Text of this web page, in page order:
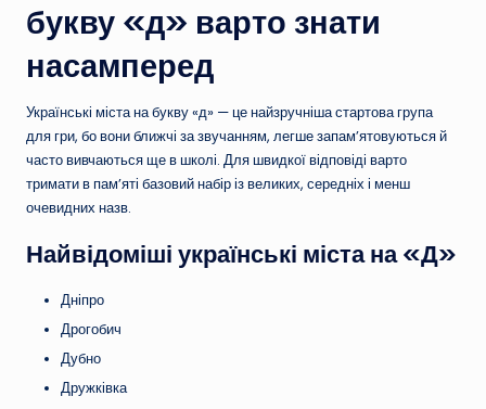
букву «д» варто знати
насамперед
Українські міста на букву «д» — це найзручніша стартова група
для гри, бо вони ближчі за звучанням, легше запам’ятовуються й
часто вивчаються ще в школі. Для швидкої відповіді варто
тримати в пам’яті базовий набір із великих, середніх і менш
очевидних назв.
Найвідоміші українські міста на «Д»
Дніпро
Дрогобич
Дубно
Дружківка